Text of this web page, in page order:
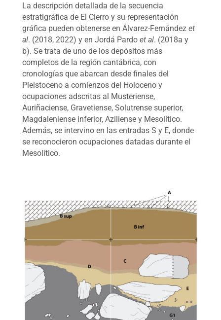
La descripción detallada de la secuencia
estratigráfica de El Cierro y su representación
gráfica pueden obtenerse en Álvarez-Fernández et
al. (2018, 2022) y en Jordá Pardo et al. (2018a y
b). Se trata de uno de los depósitos más
completos de la región cantábrica, con
cronologías que abarcan desde finales del
Pleistoceno a comienzos del Holoceno y
ocupaciones adscritas al Musteriense,
Auriñaciense, Gravetiense, Solutrense superior,
Magdaleniense inferior, Aziliense y Mesolítico.
Además, se intervino en las entradas S y E, donde
se reconocieron ocupaciones datadas durante el
Mesolítico.